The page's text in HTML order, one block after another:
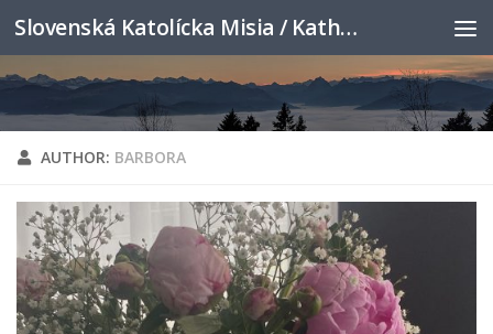
Skip to content Slovenská Katolícka Misia / Katholische Slowakenmission
AUTHOR: BARBORA